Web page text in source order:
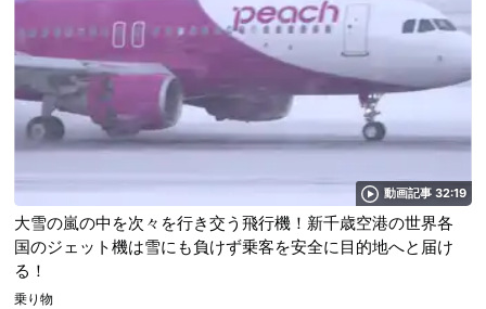
動画記事 32:19
大雪の嵐の中を次々を行き交う飛行機！新千歳空港の世界各
国のジェット機は雪にも負けず乗客を安全に目的地へと届け
る！
乗り物